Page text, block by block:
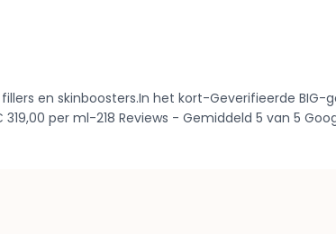
en skinboosters.In het kort-Geverifieerde
per ml-218 Reviews - Gemiddeld 5 van 5